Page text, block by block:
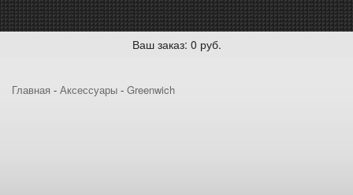
Ваш заказ: 0 руб.
Главная - Аксессуары - Greenwich